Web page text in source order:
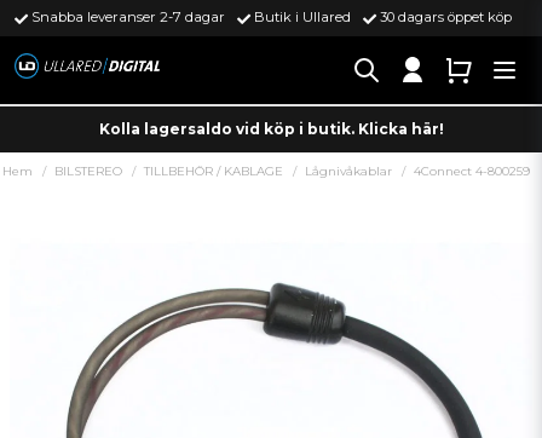
Snabba leveranser 2-7 dagar Butik i Ullared 30 dagars öppet köp
Kolla lagersaldo vid köp i butik. Klicka här!
Hem BILSTEREO TILLBEHÖR / KABLAGE Lågnivåkablar 4Connect 4-800259